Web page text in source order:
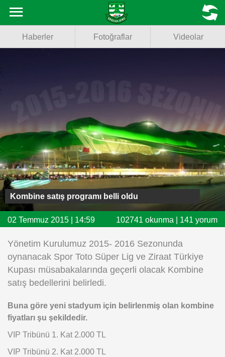
Fotoğraflar
Puan Durumu
Fikstür
Facebook
Twitter
Instagram
Android
MENU
Haberler Fotoğraflar Videolar
Kombine satış programı belli oldu
02 Temmuz 2015 | 14:59 102741 okunma | 141 yorum
Yönetim Kurulumuz 2015- 2016 Sezonunda
oynanacak Spor Toto Süper Lig ve Ziraat Türkiye
Kupası müsabakalarında geçerli olacak Kombine
satış bedellerini belirledi.
Buna göre yeni stadyum için belirlenmiş olan kombine
fiyatları şu şekildedir.
VIP Tribünü 1. Kat 2.000 TL
VIP Tribünü 2. Kat 2.000 TL